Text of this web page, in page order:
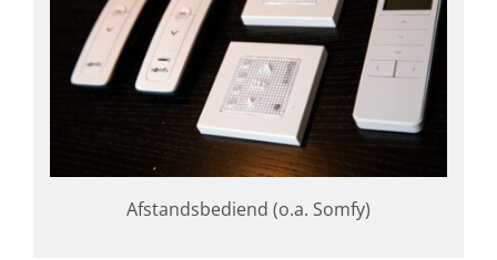
Afstandsbediend (o.a. Somfy)